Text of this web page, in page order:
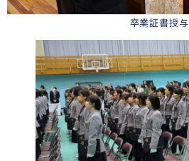
卒業証書授与